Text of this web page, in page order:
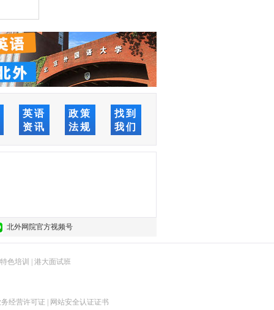
英语
资讯
政策
法规
找到
我们
北外网院官方视频号
特色培训 港大面试班
经营许可证 网站安全认证证书